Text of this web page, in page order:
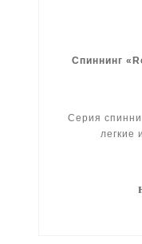
Спиннинг
Серия
легкие